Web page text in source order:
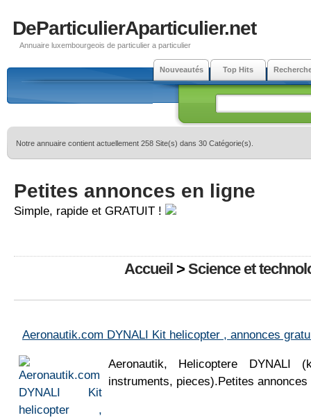
DeParticulierAparticulier.net
Annuaire luxembourgeois de particulier a particulier
Nouveautés Top Hits
Notre annuaire contient actuellement 258 Site(s) dans 30 Catégorie(s).
Petites annonces en ligne
Simple, rapide et GRATUIT !
Accueil> Science et
Aeronautik.com DYNALI Kit helicopter , annonces
Aeronautik, Helicoptere DYNALI
instruments, pieces).Petites